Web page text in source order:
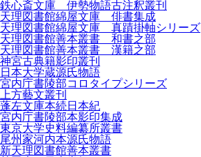
鉄心斎文庫 伊勢物語古注釈叢刊
天理図書館綿屋文庫 俳書集成
天理図書館綿屋文庫 真蹟掛軸シリーズ
天理図書館善本叢書 和書之部
天理図書館善本叢書 漢籍之部
神宮古典籍影印叢刊
日本大学蔵源氏物語
宮内庁書陵部コロタイプシリーズ
上方藝文叢刊
蓬左文庫本続日本紀
宮内庁書陵部本影印集成
東京大学史料編纂所叢書
尾州家河内本源氏物語
新天理図書館善本叢書